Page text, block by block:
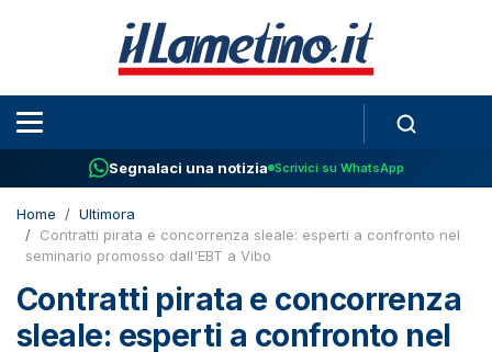
Segnalaci una notizia Scrivici su WhatsApp
Home
Ultimora
Contratti pirata e concorrenza sleale: esperti a confronto nel
seminario promosso dall'EBT a Vibo
Contratti pirata e concorrenza
sleale: esperti a confronto nel